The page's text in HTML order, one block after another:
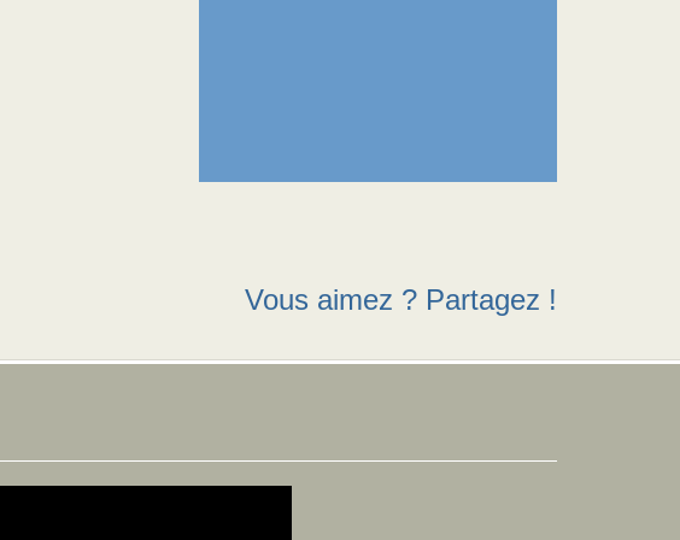
Vous aimez ? Partagez !